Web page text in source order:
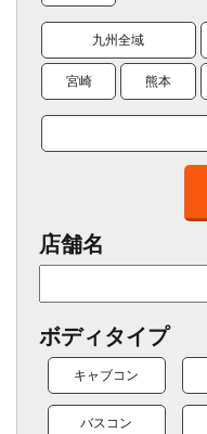
九州全域
宮崎 熊本
店舗名
ボディタイプ
キャブコン
バスコン